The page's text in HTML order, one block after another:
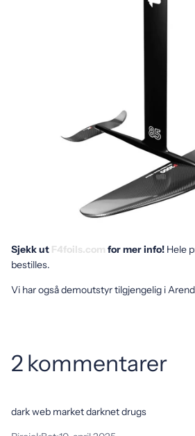
Sjekk ut F4foils.com for mer info! Hele
bestilles.
Vi har også demoutstyr tilgjengelig i
2 kommentarer
dark web market darknet drugs